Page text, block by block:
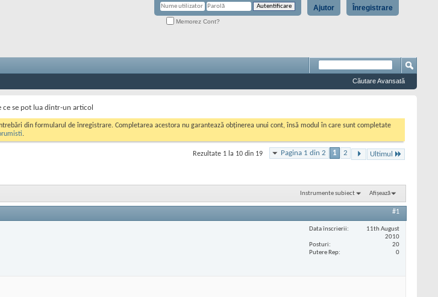
Înregistrare
Ajutor
Memorez Cont?
Căutare Avansată
ce se pot lua dintr-un articol
din formularul de înregistrare. Completarea acestora nu garantează obținerea unui cont, însă modul în care sunt completate
.
Pagina 1 din 2 1 2 Ultimul
Rezultate 1 la 10 din 19
Instrumente subiect Afișează
#1
Data înscrierii
11th August
2010
Posturi
20
Putere Rep
0